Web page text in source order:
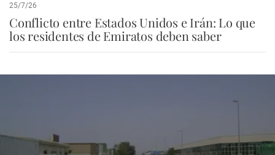
25/7/26
Conflicto entre Estados Unidos e Irán: Lo que
los residentes de Emiratos deben saber